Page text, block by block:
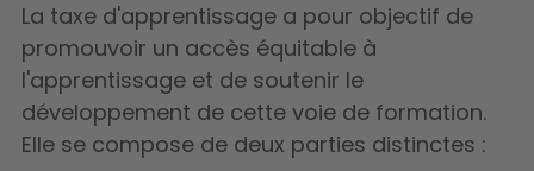
La taxe d'apprentissage a pour objectif de
promouvoir un accès équitable à
l'apprentissage et de soutenir le
développement de cette voie de formation.
Elle se compose de deux parties distinctes :